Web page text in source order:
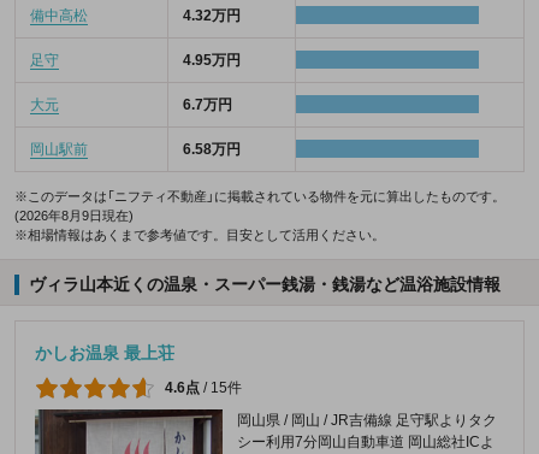
備中高松 4.32万円
足守 4.95万円
大元 6.7万円
岡山駅前 6.58万円
※このデータは「ニフティ不動産」に掲載されている物件を元に算出したものです。
(2026年8月9日現在)
※相場情報はあくまで参考値です。目安として活用ください。
ヴィラ山本近くの温泉・スーパー銭湯・銭湯など温浴施設情報
かしお温泉 最上荘
4.6点 / 15件
岡山県 / 岡山 / JR吉備線 足守駅よりタク
シー利用7分岡山自動車道 岡山総社ICよ